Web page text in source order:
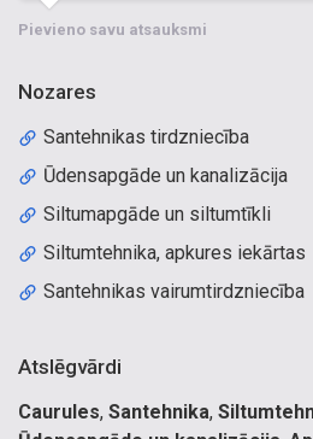
Pievieno savu atsauksmi
Nozares
Santehnikas tirdzniecība
Ūdensapgāde un kanalizācija
Siltumapgāde un siltumtīkli
Siltumtehnika, apkures iekārtas
Santehnikas vairumtirdzniecība
Atslēgvārdi
Caurules, Santehnika,